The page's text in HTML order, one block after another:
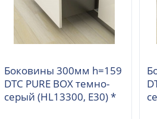
Боковины 300мм h=159
DTC PURE BOX темно-
серый (HL13300, E30) *